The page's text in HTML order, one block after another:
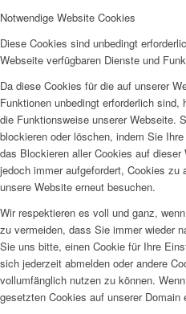
Notwendige Website Cookies
Diese Cookies sind unbedingt
Webseite verfügbaren Dienste und
Da diese Cookies für die auf unserer
Funktionen unbedingt erforderlich
die Funktionsweise unserer Webseite.
blockieren oder löschen, indem Sie
das Blockieren aller Cookies auf
jedoch immer aufgefordert, Cookies zu
unsere Website erneut besuchen.
Wir respektieren es voll und ganz,
zu vermeiden, dass Sie immer wieder
Sie uns bitte, einen Cookie für Ihre
sich jederzeit abmelden oder andere
vollumfänglich nutzen zu können.
gesetzten Cookies auf unserer Domain